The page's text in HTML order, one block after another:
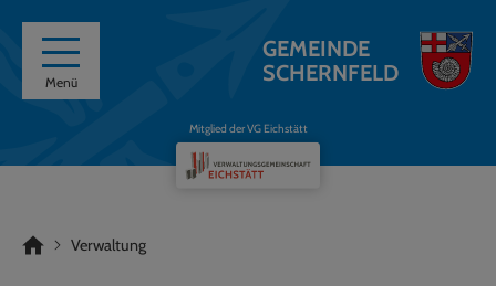
Menü
GEMEINDE
SCHERNFELD
Mitglied der VG Eichstätt
Verwaltung